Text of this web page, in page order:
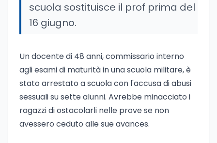
scuola sostituisce il prof prima del
16 giugno.
Un docente di 48 anni, commissario interno
agli esami di maturità in una scuola militare, è
stato arrestato a scuola con l'accusa di abusi
sessuali su sette alunni. Avrebbe minacciato i
ragazzi di ostacolarli nelle prove se non
avessero ceduto alle sue avances.